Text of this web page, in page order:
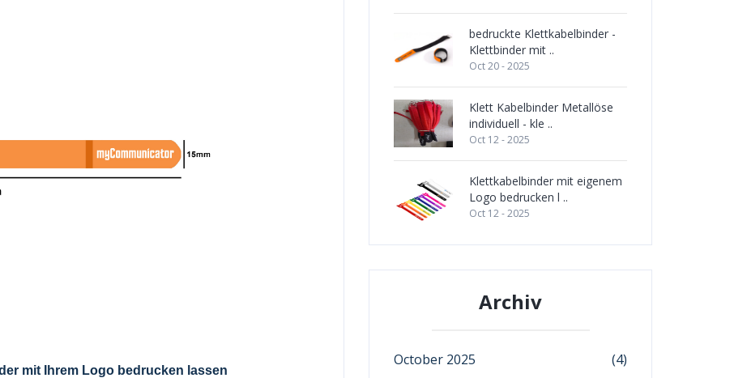
mit Ihrem Logo bedrucken lassen
bedruckte Klettkabelbinder -
Klettbinder mit ..
Oct 20 - 2025
Klett Kabelbinder Metallöse
individuell - kle ..
Oct 12 - 2025
Klettkabelbinder mit eigenem
Logo bedrucken l ..
Oct 12 - 2025
Archiv
October 2025
(4)